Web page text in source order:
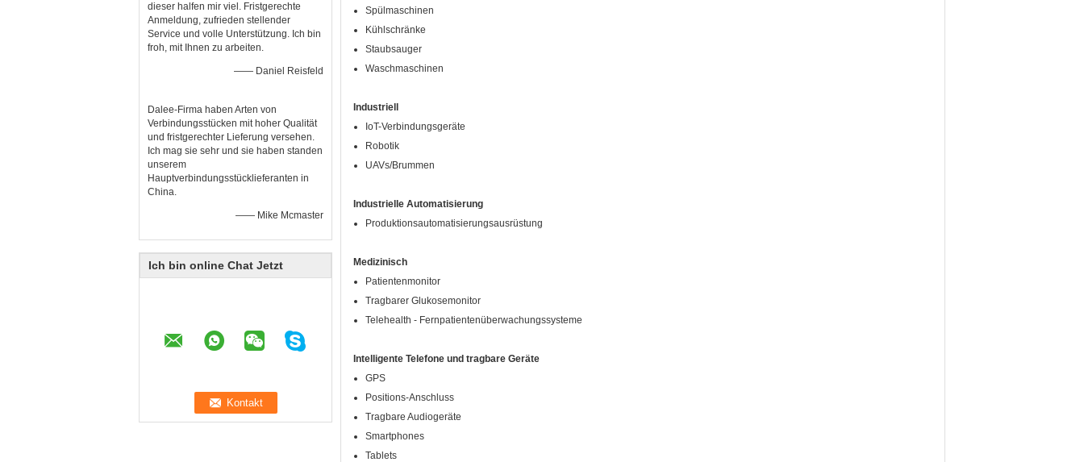
dieser halfen mir viel. Fristgerechte
Anmeldung, zufrieden stellender
Service und volle Unterstützung. Ich bin
froh, mit Ihnen zu arbeiten.
—— Daniel Reisfeld
Dalee-Firma haben Arten von
Verbindungsstücken mit hoher Qualität
und fristgerechter Lieferung versehen.
Ich mag sie sehr und sie haben standen
unserem
Hauptverbindungsstücklieferanten in
China.
—— Mike Mcmaster
Ich bin online Chat Jetzt
Spülmaschinen
Kühlschränke
Staubsauger
Waschmaschinen
Industriell
IoT-Verbindungsgeräte
Robotik
UAVs/Brummen
Industrielle Automatisierung
Produktionsautomatisierungsausrüstung
Medizinisch
Patientenmonitor
Tragbarer Glukosemonitor
Telehealth - Fernpatientenüberwachungssysteme
Intelligente Telefone und tragbare Geräte
GPS
Positions-Anschluss
Tragbare Audiogeräte
Smartphones
Tablets